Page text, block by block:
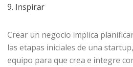
9. Inspirar
Crear un negocio implica
las etapas iniciales de una
equipo para que crea e integre